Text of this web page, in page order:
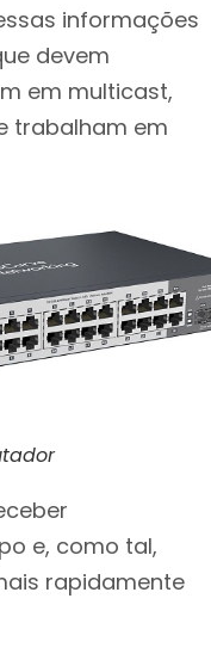
informações
devem
em multicast,
trabalham em
e, como tal,
rapidamente